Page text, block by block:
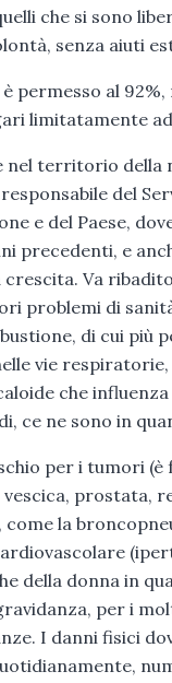
che si sono
senza aiuti
permesso al
limitatamente
territorio della
responsabile del
e del Paese,
precedenti, e
Va
problemi di
di cui più
vie
che
ce ne sono in
per i tumori (è
prostata,
la
della donna in
per i
I danni fisici